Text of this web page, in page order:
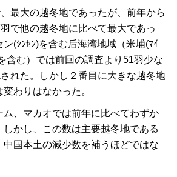
最大の越冬地であったが、前年から
で他の越冬地に比べて最大であっ
(ｼﾝｾﾝ)を含む后海湾地域（米埔(ﾏｲ
含む）では前回の調査より51羽少な
れた。しかし２番目に大きな越冬地
わりはなかった。
ム、マカオでは前年に比べてわずか
しかし、この数は主要越冬地である
中国本土の減少数を補うほどではな